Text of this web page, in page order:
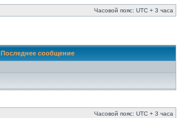
Часовой пояс: UTC + 3 часа
Последнее сообщение
Часовой пояс: UTC + 3 часа